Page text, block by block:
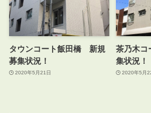
タウンコート飯田橋 新規
募集状況！
2020年5月21日
茶乃木
集状況！
2020年5月